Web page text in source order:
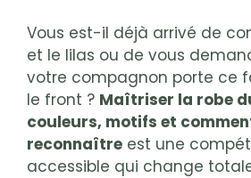
Vous est-il déjà arrivé de
et le lilas ou de vous
votre compagnon porte ce
le front ? Maîtriser la robe
couleurs, motifs et
reconnaître est une
accessible qui change